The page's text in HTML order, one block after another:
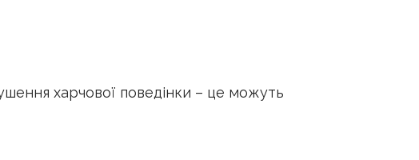
харчової поведінки – це можуть